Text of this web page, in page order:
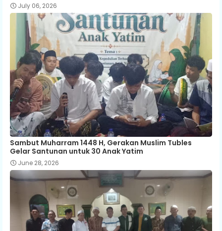
July 06, 2026
Sambut Muharram 1448 H, Gerakan Muslim Tubles
Gelar Santunan untuk 30 Anak Yatim
June 28, 2026